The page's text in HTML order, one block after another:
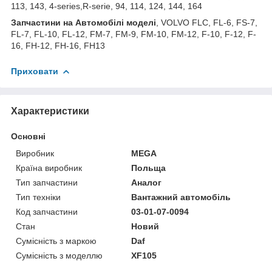
113, 143, 4-series,R-serie, 94, 114, 124, 144, 164
Запчастини на Автомобілі моделі , VOLVO FLC, FL-6, FS-7,
FL-7, FL-10, FL-12, FM-7, FM-9, FM-10, FM-12, F-10, F-12, F-
16, FH-12, FH-16, FH13
Приховати
Характеристики
Основні
Виробник
MEGA
Країна виробник
Польща
Тип запчастини
Аналог
Тип техніки
Вантажний автомобіль
Код запчастини
03-01-07-0094
Стан
Новий
Сумісність з маркою
Daf
Сумісність з моделлю
XF105